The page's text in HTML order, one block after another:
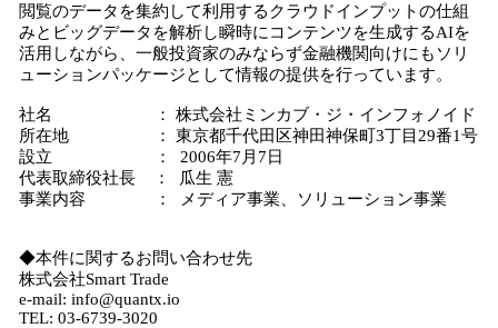
閲覧のデータを集約して利用するクラウドインプットの仕組
みとビッグデータを解析し瞬時にコンテンツを生成するAIを
活用しながら、一般投資家のみならず金融機関向けにもソリ
ューションパッケージとして情報の提供を行っています。
社名 ： 株式会社ミンカブ・ジ・インフォノイド
所在地 ： 東京都千代田区神田神保町3丁目29番1号
設立 ： 2006年7月7日
代表取締役社長 ： 瓜生 憲
事業内容 ： メディア事業、ソリューション事業
◆本件に関するお問い合わせ先
株式会社Smart Trade
e-mail: info@quantx.io
TEL: 03-6739-3020